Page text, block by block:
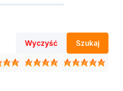
Wyczyść Szukaj